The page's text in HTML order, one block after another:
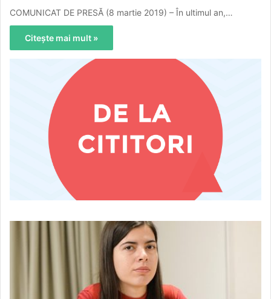
COMUNICAT DE PRESĂ (8 martie 2019) – În ultimul an,…
Citește mai mult »